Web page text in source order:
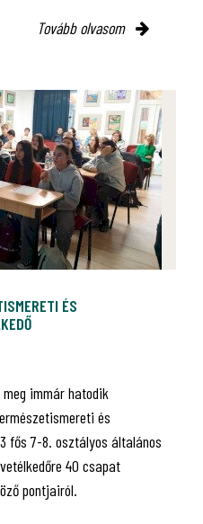
Tovább olvasom
ÉS
immár hatodik
és
fős 7-8. osztályos általános
40 csapat
pontjairól.